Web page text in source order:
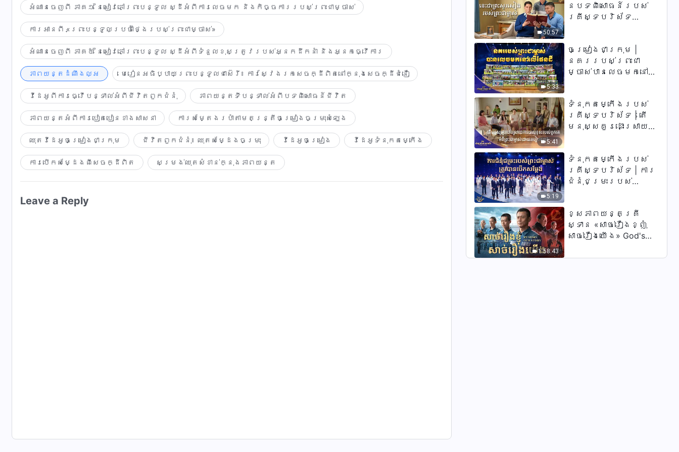
ត្រឡប់​មកវិញ​មែន​!​
អំណានចេញពី ភាគ១ នៃសៀវភៅព្រះបន្ទូល ស្ដីអំពីការលេចមក និងកិច្ចការរបស់ព្រះជាម្ចាស់
ការអានពី «ព្រះបន្ទូលប្រចាំថ្ងៃរបស់ព្រះជាម្ចាស់»
អំណានចេញពី ភាគ៥ នៃសៀវភៅព្រះបន្ទូល ស្ដីអំពីទំនួលខុសត្រូវរបស់អ្នកដឹកនាំ និងអ្នកធ្វើការ
ភាពយន្តដំណឹងល្អ មេរៀនអធិប្បាយព្រះបន្ទូលជាស៊េរី៖ ការស្វែងរកសេចក្ដីពិតនៅក្នុងសេចក្ដីជំនឿ
វីដេអូពីការធ្វើបន្ទាល់អំពីជីវិតពួកជំនុំ ភាពយន្តទីបន្ទាល់អំពីបទពិសោធន៍ជីវិត
ភាពយន្តអំពីការបៀតបៀនខាងសាសនា ការសម្តែងរបាំតាមតន្ត្រីចម្រៀងចម្រុះសំឡេង
ឈុតវីដេអូចម្រៀង​ជា​ក្រុម ជីវិតពួកជំនុំ៖ ឈុតសម្ដែងចម្រុះ វីដេអូចម្រៀង​ វីដេអូទំនុក​តម្កើង​
ការបើកសម្ដែងពីសេចក្ដីពិត សម្រង់ឈុត​សំខាន់​ក្នុង​ភាព​យន្ត
Leave a Reply
50:57
នៃបទពិសោធន៍របស់
គ្រីស្ទបរិស័ទ
ម្ចាស់
5:33
ចម្រៀងជាក្រុម |
នគររបស់ព្រះជា
ម្ចាស់បានលេចមកនៅលើ
5:41
ទំនុកតម្កើង​របស់​
គ្រីស្ទបរិស័ទ​ | តើ
មនុស្សគួរដោះស្រាយ
ដោយរបៀបណា?​ | សំឡេង
នៃការសរសើរ
២០២៦
5:19
ទំនុកតម្កើង​របស់​
គ្រីស្ទបរិស័ទ | ការ
ជំនុំជម្រះរបស់
1:58:43
ខ្សែភាពយន្តគ្រី
ស្ទាន «សាច់រឿងខ្ញុំ
សាច់រឿងយើង» God's
Our Life